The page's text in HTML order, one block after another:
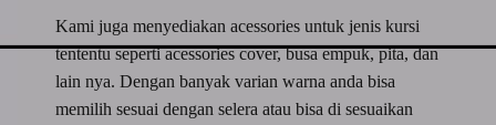
Kami juga menyediakan acessories untuk jenis kursi
tententu seperti acessories cover, busa empuk, pita, dan
lain nya. Dengan banyak varian warna anda bisa
memilih sesuai dengan selera atau bisa di sesuaikan